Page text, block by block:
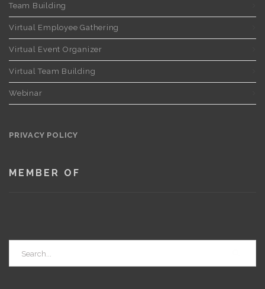
Team Building
Virtual Employee Gathering
Virtual Event Organizer
Virtual Team Building
Webinar
PRIVACY POLICY
MEMBER OF